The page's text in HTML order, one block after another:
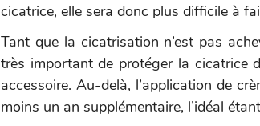
cicatrice, elle sera donc plus difficile à
Tant que la cicatrisation n’est pas
très important de protéger la cicatrice
accessoire. Au-delà, l’application de
moins un an supplémentaire, l’idéal